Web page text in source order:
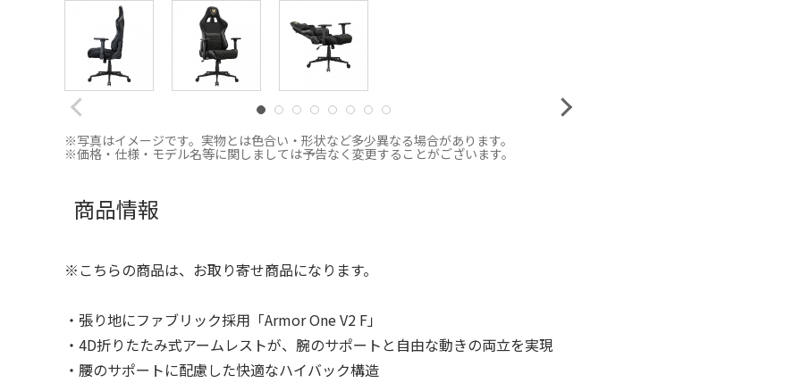
※写真はイメージです。実物とは色合い・形状など多少異なる場合があります。
※価格・仕様・モデル名等に関しましては予告なく変更することがございます。
商品情報
※こちらの商品は、お取り寄せ商品になります。
・張り地にファブリック採用「Armor One V2 F」
・4D折りたたみ式アームレストが、腕のサポートと自由な動きの両立を実現
・腰のサポートに配慮した快適なハイバック構造